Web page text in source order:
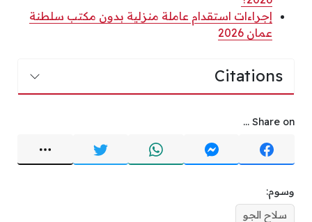
إجراءات استقدام عاملة منزلية بدون مكتب سلطنة
عمان 2026
Citations
Share on ...
وسوم:
سلاح الجو